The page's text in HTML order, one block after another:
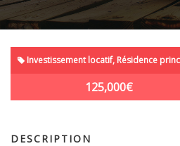
Investissement locatif, Résidence
125,000€
DESCRIPTION